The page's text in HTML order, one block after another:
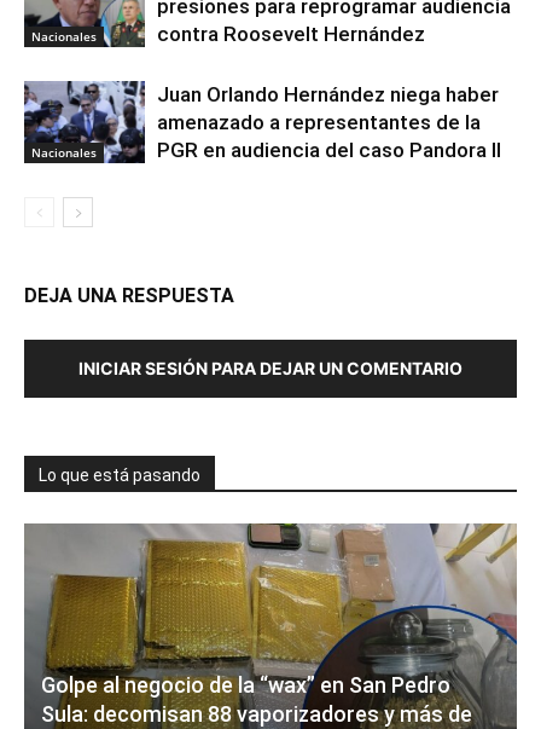
Nacionales
presiones para reprogramar audiencia
contra Roosevelt Hernández
Nacionales
Juan Orlando Hernández niega haber
amenazado a representantes de la
PGR en audiencia del caso Pandora II
DEJA UNA RESPUESTA
INICIAR SESIÓN PARA DEJAR UN COMENTARIO
Lo que está pasando
Golpe al negocio de la “wax” en San Pedro
Sula: decomisan 88 vaporizadores y más de